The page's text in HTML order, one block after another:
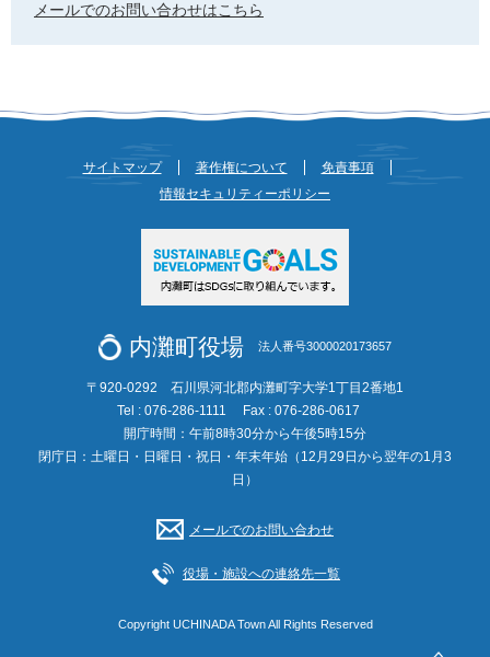
メールでのお問い合わせはこちら
サイトマップ 著作権について
免責事項
情報セキュリティーポリシー
内灘町役場 法人番号3000020173657
〒920-0292 石川県河北郡内灘町字大学1丁目2番地1
Tel : 076-286-1111
Fax : 076-286-0617
開庁時間：午前8時30分から午後5時15分
閉庁日：土曜日・日曜日・祝日・年末年始（12月29日から翌年の1月3
日）
メールでのお問い合わせ
役場・施設への連絡先一覧
Copyright UCHINADA Town All Rights Reserved